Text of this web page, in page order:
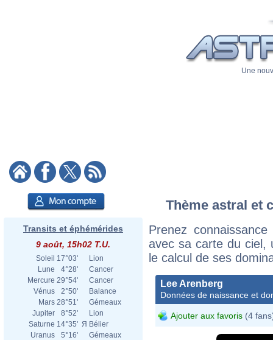
Une
Transits et éphémérides
9 août, 15h02 T.U.
Soleil 17°03'
Lion
Lune
4°28'
Cancer
Mercure 29°54'
Cancer
Vénus
2°50'
Balance
Mars 28°51'
Gémeaux
Jupiter
8°52'
Lion
Saturne 14°35' Я Bélier
Uranus
5°16'
Gémeaux
Thème astral et
Prenez
avec sa carte du ciel,
le calcul de ses
Lee Arenberg
Données de naissance et
Ajouter aux favoris (4